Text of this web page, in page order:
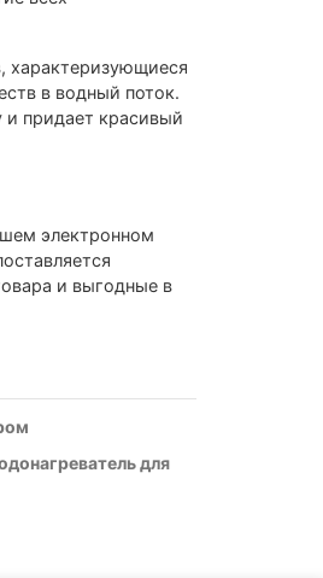
характеризующиеся
в водный поток.
придает красивый
электронном
и выгодные в
для